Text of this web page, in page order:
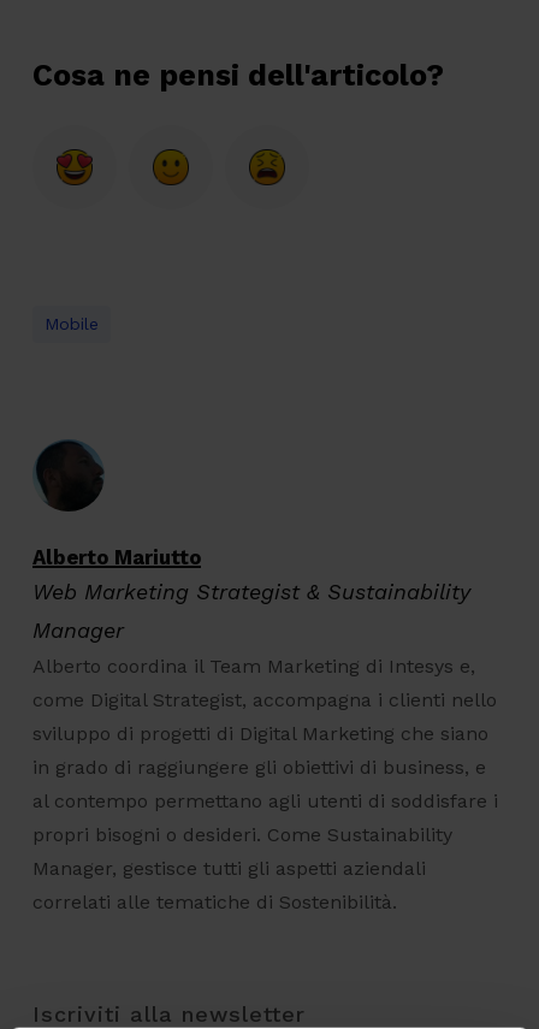
Cosa ne pensi dell'articolo?
Mobile
Alberto Mariutto
Web Marketing Strategist & Sustainability
Manager
Alberto coordina il Team Marketing di Intesys e,
come Digital Strategist, accompagna i clienti nello
sviluppo di progetti di Digital Marketing che siano
in grado di raggiungere gli obiettivi di business, e
al contempo permettano agli utenti di soddisfare i
propri bisogni o desideri. Come Sustainability
Manager, gestisce tutti gli aspetti aziendali
correlati alle tematiche di Sostenibilità.
Iscriviti alla newsletter